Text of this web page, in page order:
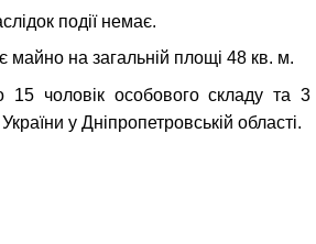
події немає.
на загальній площі 48 кв. м.
чоловік особового складу та 3
у Дніпропетровській області.